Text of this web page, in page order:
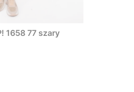
1658 77 szary